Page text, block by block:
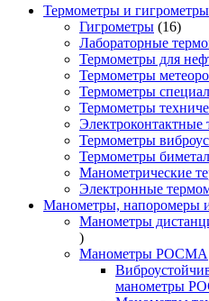
Термометры и гигрометры
Гигрометры 1616
Лабораторные
Термометры для
Термометры
Термометры
Термометры
Электроконтактные
Термометры
Термометры
Манометрические
Электронные
Манометры, напоромеры
Манометры
9
товаров
Манометры РОСМА
манометры